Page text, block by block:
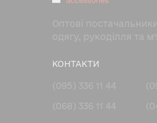
Оптові
одягу, рукоділля та
КОНТАКТИ
(095) 336 11 44
(068) 336 11 44